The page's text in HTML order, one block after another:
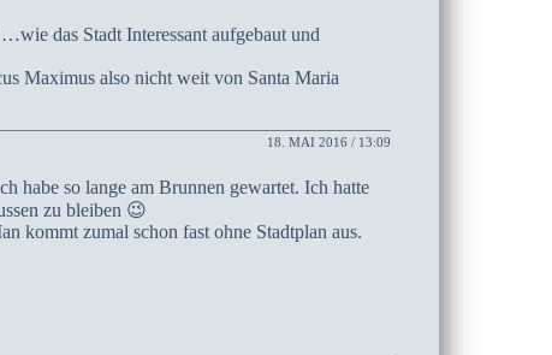
das Stadt Interessant aufgebaut und
Maximus also nicht weit von Santa Maria
18. MAI 2016 / 13:09
habe so lange am Brunnen gewartet. Ich hatte
zu bleiben 😉
kommt zumal schon fast ohne Stadtplan aus.